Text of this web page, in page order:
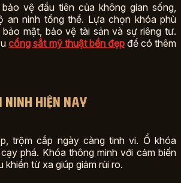
vệ đầu tiên của không gian sống,
an ninh tổng thể. Lựa chọn khóa phù
mật, bảo vệ tài sản và sự riêng tư.
cổng sắt mỹ thuật bền đẹpđể có thêm
Ninh Hiện Nay
trộm cắp ngày càng tinh vi. Ổ khóa
phá. Khóa thông minh với cảm biến
khiển từ xa giúp giảm rủi ro.